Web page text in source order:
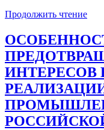
Продолжить чтение
ИНТЕРЕСОВ